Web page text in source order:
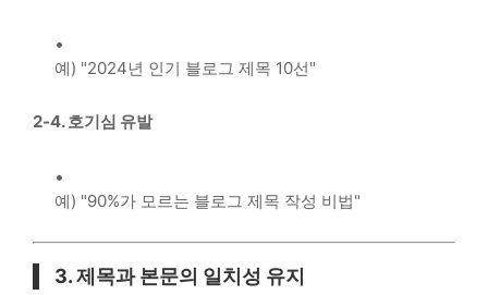
예) "2024년 인기 블로그 제목 10선"
2-4. 호기심 유발
예) "90%가 모르는 블로그 제목 작성 비법"
3. 제목과 본문의 일치성 유지